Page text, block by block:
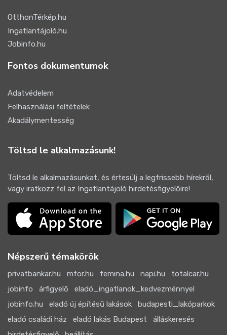
OtthonTérkép.hu
Ingatlantájoló.hu
Jobinfo.hu
Fontos dokumentumok
Adatvédelem
Felhasználási feltételek
Akadálymentesség
Töltsd le alkalmazásunk!
Töltsd le alkalmazásunkat, és értesülj a legfrissebb hírekről,
vagy iratkozz fel az Ingatlantájoló hirdetésfigyelőire!
Népszerű témakörök
privatbankar.hu mfor.hu femina.hu napi.hu
totalcar.hu
jobinfo
árfigyelő
eladó_ingatlanok_kedvezménnyel
jobinfo.hu
eladó új építésű lakások
budapesti_lakóparkok
eladó családi ház
eladó lakás Budapest
álláskeresés